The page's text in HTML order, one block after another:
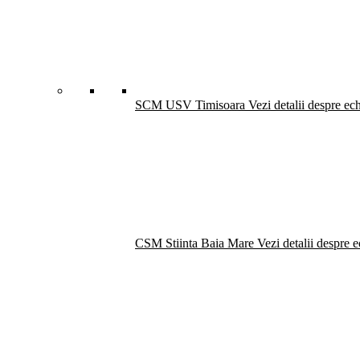
SCM USV Timisoara Vezi detalii despre
CSM Stiinta Baia Mare Vezi detalii despre